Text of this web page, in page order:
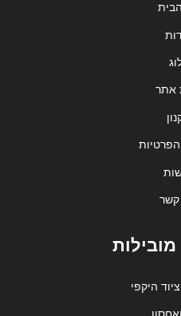
אתר
הפרטיות
קשר
היקפי